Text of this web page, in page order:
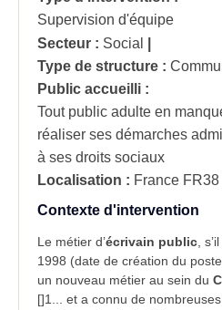
Supervision d'équipe
Secteur : Social
Type de structure :
Public accueilli :
Tout public adulte en
réaliser ses démarches
à ses droits sociaux
Localisation : France
Contexte d'intervention
Le métier d’écrivain public ,
1998 (date de création du
un nouveau métier au sein du
[]1... et a connu de